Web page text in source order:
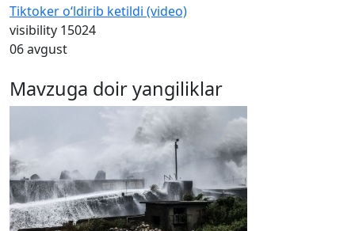
Tiktoker o‘ldirib ketildi (video)
visibility 15024
06 avgust
Mavzuga doir yangiliklar